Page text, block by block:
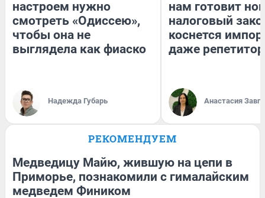
настроем нужно
смотреть «Одиссею»,
чтобы она не
выглядела как фиаско
Надежда Губарь
нам готовит
налоговый
коснется
даже
Анастасия
РЕКОМЕНДУЕМ
Медведицу Майю, жившую на цепи в
Приморье, познакомили с гималайским
медведем Фиником